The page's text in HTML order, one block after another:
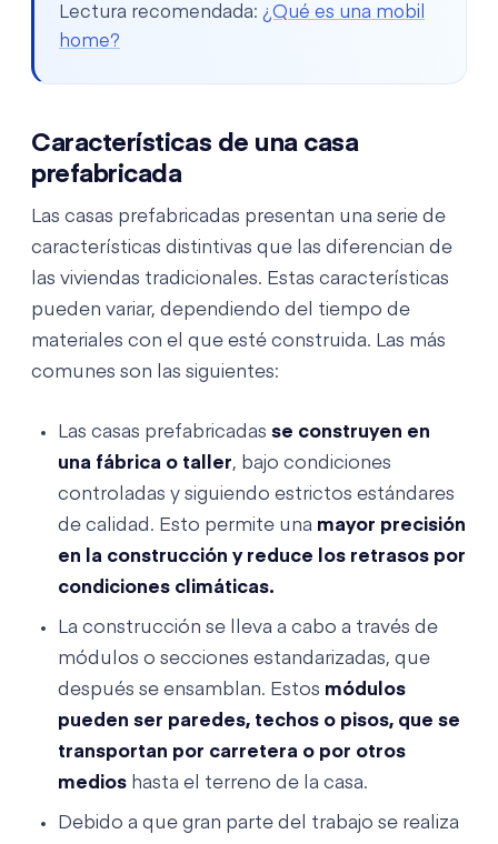
Lectura recomendada: ¿Qué es una mobil
home?
Características de una casa
prefabricada
Las casas prefabricadas presentan una serie de
características distintivas que las diferencian de
las viviendas tradicionales. Estas características
pueden variar, dependiendo del tiempo de
materiales con el que esté construida. Las más
comunes son las siguientes:
Las casas prefabricadas se construyen en
una fábrica o taller, bajo condiciones
controladas y siguiendo estrictos estándares
de calidad. Esto permite una mayor precisión
en la construcción y reduce los retrasos por
condiciones climáticas.
La construcción se lleva a cabo a través de
módulos o secciones estandarizadas, que
después se ensamblan. Estos módulos
pueden ser paredes, techos o pisos, que se
transportan por carretera o por otros
medios hasta el terreno de la casa.
Debido a que gran parte del trabajo se realiza